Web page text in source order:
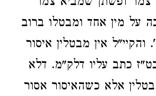
על מין אחד ומבטלו ברוב
והקיי"ל אין מבטלין איסור
כתב עליו דלק"מ. דלא
אלא כשהאיסור אסור